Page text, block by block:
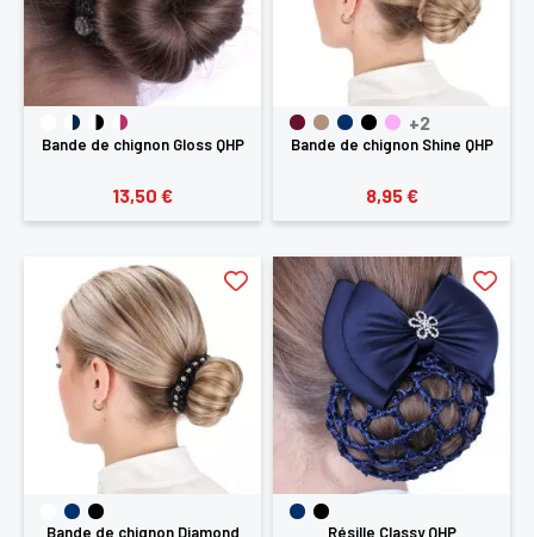
Bande de chignon Gloss QHP
13,50 €
+2
Bande de chignon Shine QHP
8,95 €
Bande de chignon Diamond
Résille Classy QHP